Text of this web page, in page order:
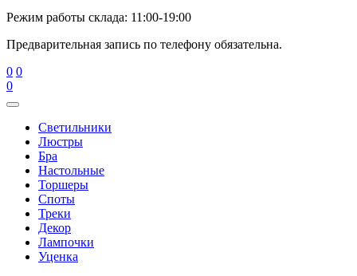
Режим работы склада: 11:00-19:00
Предварительная запись по телефону обязательна.
0 0
0
Cветильники
Люстры
Бра
Настольные
Торшеры
Споты
Треки
Декор
Лампочки
Уценка